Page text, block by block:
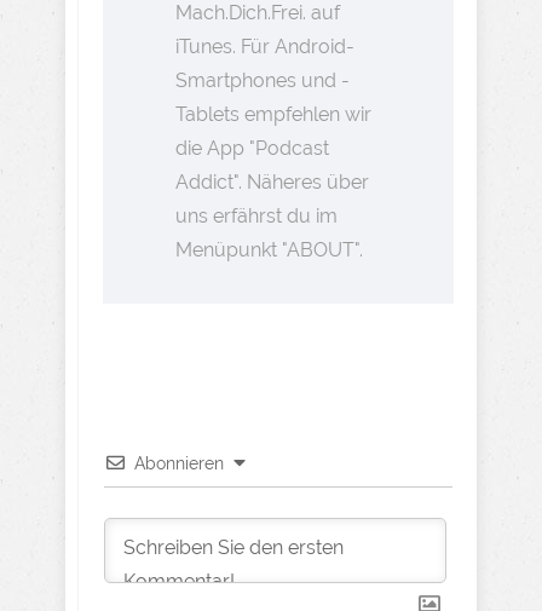
Mach.Dich.Frei. auf
iTunes. Für Android-
Smartphones und -
Tablets empfehlen wir
die App "Podcast
Addict". Näheres über
uns erfährst du im
Menüpunkt "ABOUT".
Abonnieren